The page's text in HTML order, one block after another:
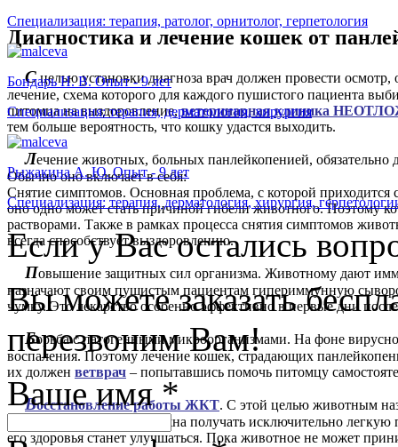
Диагностика и лечение кошек от
Сцелью установки диагноза врач должен провести осмотр,
лечение, схема которого для каждого пушистого пациента
питомца на выздоровление,ветеринарная клиника
тем больше вероятность, что кошку удастся выходить.
Лечение животных, больных панлейкопенией,
Обычно оно включает в себя:
Снятие симптомов. Основная проблема, с которой приходится
оно одно может стать причиной гибели животного. Поэтому
растворами. Также в рамках процесса снятия симптомов
всегда способствует выздоровлению.
Повышение защитных сил организма. Животному дают
назначают своим пушистым пациентам гипериммунную
чумку. Это лекарство особенно эффективно в первые дни
Борьба с патогенными микроорганизмами. На фоне
воспаления. Поэтому лечение кошек, страдающих
их должен ветврач – попытавшись помочь питомцу
Восстановление работы ЖКТ. С этой целью животным
диета. Больная кошка должна получать исключительно
его здоровья станет улучшаться. Пока животное не может
Специализация: терапия, ратолог, орнитолог, герпетология
Бондарь Н. В. Опыт - 9 лет
Специализация: терапия, дерматология, хирургия
Рыжакина А. Ю. Опыт - 9 лет
Специализация: терапия, дерматология, хирургия,
Если у Вас остались
Вы можете заказать
перезвоним Вам!
Ваше имя*